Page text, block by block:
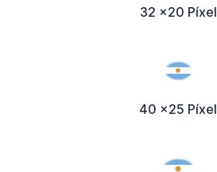
32 x20 Píxel
40 x25 Píxel